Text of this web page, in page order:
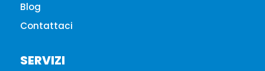
Blog
Contattaci
SERVIZI